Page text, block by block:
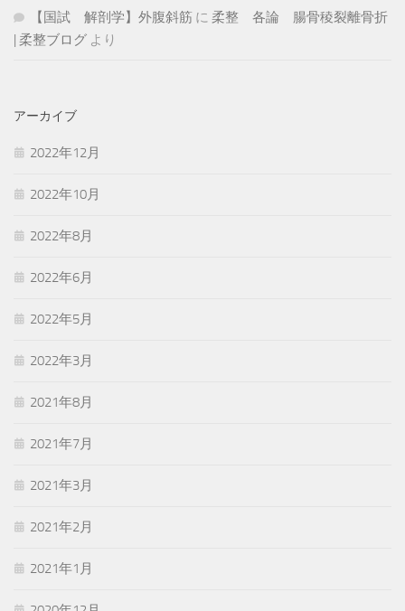
【国試 解剖学】外腹斜筋 に 柔整 各論 腸骨稜裂離骨折
| 柔整ブログ より
アーカイブ
2022年12月
2022年10月
2022年8月
2022年6月
2022年5月
2022年3月
2021年8月
2021年7月
2021年3月
2021年2月
2021年1月